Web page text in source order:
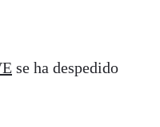
se ha despedido